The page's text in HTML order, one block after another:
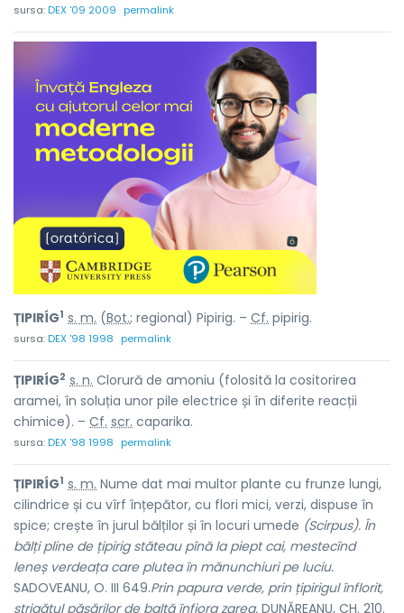
sursa:DEX '09 2009 permalink
ȚIPIRÍG1 s. m. (Bot.; regional) Pipirig. – Cf. pipirig.
sursa:DEX '98 1998 permalink
ȚIPIRÍG2 s. n. Clorură de amoniu (folosită la cositorirea
aramei, în soluția unor pile electrice și în diferite reacții
chimice). – Cf. scr. caparika.
sursa:DEX '98 1998 permalink
ȚIPIRÍG1 s. m. Nume dat mai multor plante cu frunze lungi,
cilindrice și cu vîrf înțepător, cu flori mici, verzi, dispuse în
spice; crește în jurul bălților și în locuri umede (Scirpus). În
bălți pline de țipirig stăteau pînă la piept cai, mestecînd
leneș verdeața care plutea în mănunchiuri pe luciu.
SADOVEANU, O. III 649.Prin papura verde, prin țipirigul înflorit,
strigătul păsărilor de baltă înfiora zarea. DUNĂREANU, CH. 210.